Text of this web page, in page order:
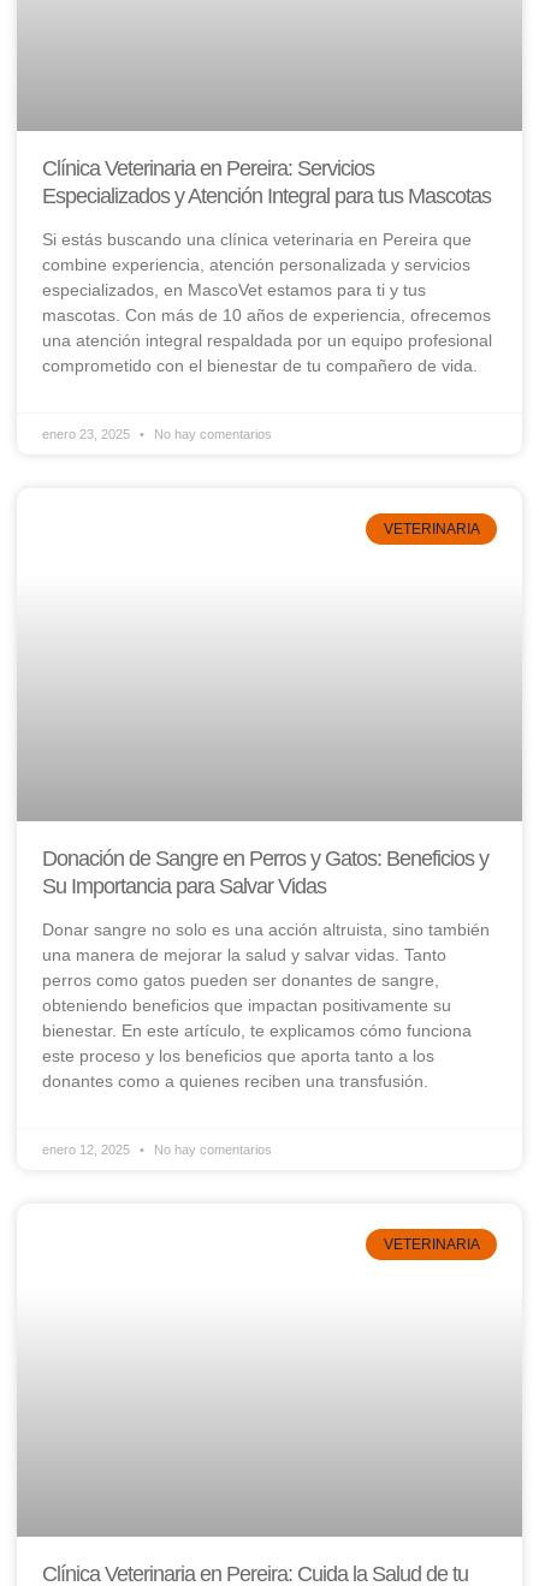
Clínica Veterinaria en Pereira: Servicios
Especializados y Atención Integral para tus Mascotas
Si estás buscando una clínica veterinaria en Pereira que
combine experiencia, atención personalizada y servicios
especializados, en MascoVet estamos para ti y tus
mascotas. Con más de 10 años de experiencia, ofrecemos
una atención integral respaldada por un equipo profesional
comprometido con el bienestar de tu compañero de vida.
enero 23, 2025 No hay comentarios
VETERINARIA
Donación de Sangre en Perros y Gatos: Beneficios y
Su Importancia para Salvar Vidas
Donar sangre no solo es una acción altruista, sino también
una manera de mejorar la salud y salvar vidas. Tanto
perros como gatos pueden ser donantes de sangre,
obteniendo beneficios que impactan positivamente su
bienestar. En este artículo, te explicamos cómo funciona
este proceso y los beneficios que aporta tanto a los
donantes como a quienes reciben una transfusión.
enero 12, 2025 No hay comentarios
VETERINARIA
Clínica Veterinaria en Pereira: Cuida la Salud de tu